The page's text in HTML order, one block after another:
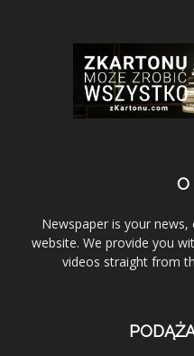
O
Newspaper is your
website. We provide you
videos straight from